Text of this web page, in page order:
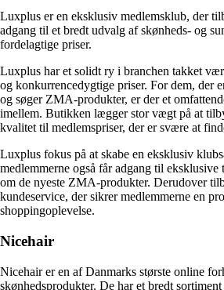
Luxplus er en eksklusiv medlemsklub, der
adgang til et bredt udvalg af skønheds- og
fordelagtige priser.
Luxplus har et solidt ry i branchen takket
og konkurrencedygtige priser. For dem, der
og søger ZMA-produkter, er der et
imellem. Butikken lægger stor vægt på at
kvalitet til medlemspriser, der er svære at
Luxplus fokus på at skabe en eksklusiv
medlemmerne også får adgang til
om de nyeste ZMA-produkter. Derudover
kundeservice, der sikrer medlemmerne en
shoppingoplevelse.
Nicehair
Nicehair er en af ​​Danmarks største online
skønhedsprodukter. De har et bredt